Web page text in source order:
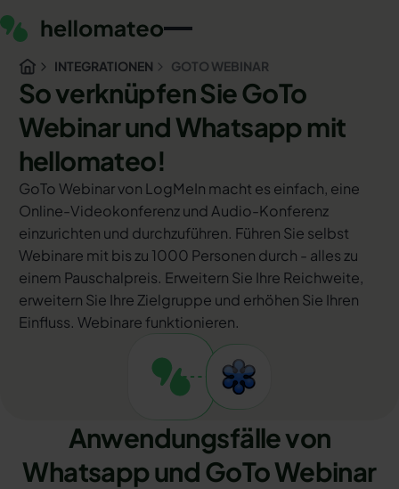
INTEGRATIONEN GOTO WEBINAR
So verknüpfen Sie GoTo
Webinar und Whatsapp mit
hellomateo!
GoTo Webinar von LogMeIn macht es einfach, eine
Online-Videokonferenz und Audio-Konferenz
einzurichten und durchzuführen. Führen Sie selbst
Webinare mit bis zu 1000 Personen durch - alles zu
einem Pauschalpreis. Erweitern Sie Ihre Reichweite,
erweitern Sie Ihre Zielgruppe und erhöhen Sie Ihren
Einfluss. Webinare funktionieren.
Anwendungsfälle von
Whatsapp und GoTo Webinar